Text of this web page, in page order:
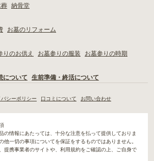
納骨堂
お墓のリフォーム
りのお供え お墓参りの服装
お墓参りの時期
について 生前準備・終活について
バシーポリシー 口コミについて お問い合わせ
の情報にあたっては、十分な注意を払って提供しておりま
他一切の事項についてを保証をするものではありません。
提携事業者のサイトや、利用規約をご確認の上、ご自身で